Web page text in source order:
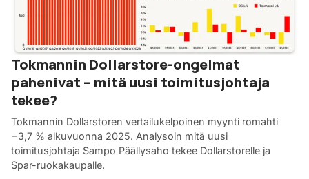
Tokmannin Dollarstore-ongelmat
pahenivat – mitä uusi toimitusjohtaja
tekee?
Tokmannin Dollarstoren vertailukelpoinen myynti romahti
−3,7 % alkuvuonna 2025. Analysoin mitä uusi
toimitusjohtaja Sampo Päällysaho tekee Dollarstorelle ja
Spar-ruokakaupalle.